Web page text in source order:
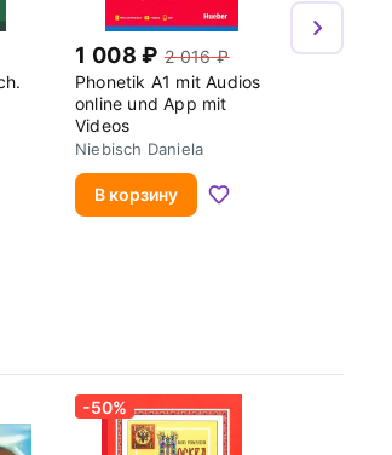
1 008
2 016
Phonetik A1 mit Audios
online und App mit
Videos
Niebisch Daniela
В корзину
-50%